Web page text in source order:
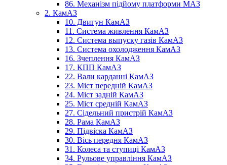
86. Механізм підйому платформи МАЗ
2. КамАЗ
10. Двигун КамАЗ
11. Система живлення КамАЗ
12. Система выпуску газів КамАЗ
13. Система охолодження КамАЗ
16. Зчеплення КамАЗ
17. КПП КамАЗ
22. Вали карданні КамАЗ
23. Міст передній КамАЗ
24. Міст задній КамАЗ
25. Міст средній КамАЗ
27. Сідельний пристрій КамАЗ
28. Рама КамАЗ
29. Підвіска КамАЗ
30. Вісь передня КамАЗ
31. Колеса та ступиці КамАЗ
34. Рульове управління КамАЗ